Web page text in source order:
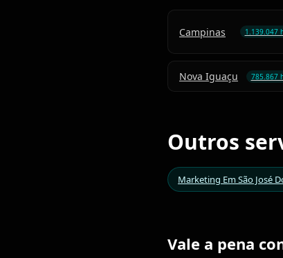
Campinas 1.139.047
Nova Iguaçu 785.867
Outros
Marketing Em São José
Vale a pena